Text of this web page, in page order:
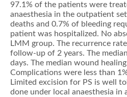
97.1% of the patients were
anaesthesia in the outpatient
deaths and 0.7% of bleeding
patient was hospitalized. No
LMM group. The recurrence
follow-up of 2 years. The
days. The median wound
Complications were less than
Limited excision for PS is well
done under local anaesthesia in